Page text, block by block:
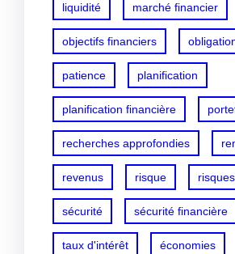
liquidité marché financier
objectifs financiers
patience planification
planification financière
recherches approfondies
revenus risque risques
sécurité sécurité financière
taux d'intérêt économies